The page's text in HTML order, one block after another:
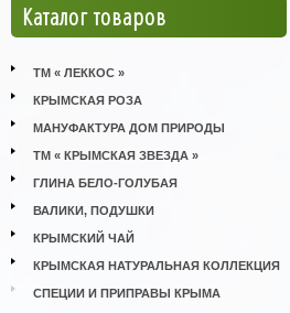
Каталог товаров
ТМ « ЛЕККОС »
КРЫМСКАЯ РОЗА
МАНУФАКТУРА ДОМ ПРИРОДЫ
ТМ « КРЫМСКАЯ ЗВЕЗДА »
ГЛИНА БЕЛО-ГОЛУБАЯ
ВАЛИКИ, ПОДУШКИ
КРЫМСКИЙ ЧАЙ
КРЫМСКАЯ НАТУРАЛЬНАЯ КОЛЛЕКЦИЯ
СПЕЦИИ И ПРИПРАВЫ КРЫМА